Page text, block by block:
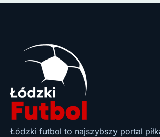
Łódzki futbol to najszybszy portal